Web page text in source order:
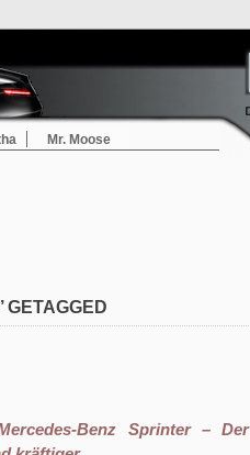
Mr. Moose
GETAGGED
Benz Sprinter – Der